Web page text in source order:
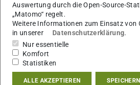
begrüßen zu dürfen!
Das Team des Unisport-Zentrum
Auswertung durch die Open-Source-
„Matomo“ regelt.
Weitere Informationen zum Einsatz von
in unserer
Datenschutzerklärung.
Nur essentielle
Komfort
Statistiken
ALLE AKZEPTIEREN